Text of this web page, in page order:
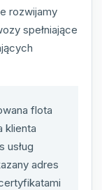
rozwijamy
spełniające
flota
klienta
usług
adres